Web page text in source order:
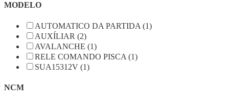
MODELO
AUTOMATICO DA PARTIDA (1)
AUXÍLIAR (2)
AVALANCHE (1)
RELE COMANDO PISCA (1)
SUA15312V (1)
NCM